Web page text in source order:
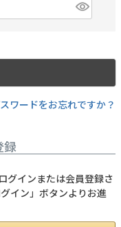
ワードをお忘れですか？
録
グインまたは会員登録さ
イン」ボタンよりお進